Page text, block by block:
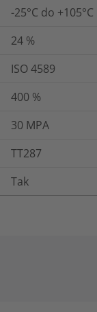
-25°C do +105°C
24 %
ISO 4589
400 %
30 MPA
TT287
Tak